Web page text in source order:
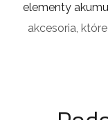
elementy
akcesoria,